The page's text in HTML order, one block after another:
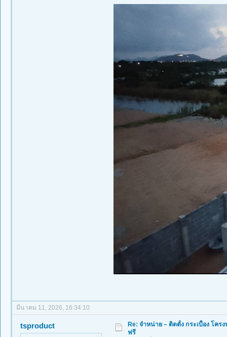
มีนาคม 11, 2026, 16:34:10
tsproduct
Re: จำหน่าย – ติดตั้ง กระเบื้อง โคร
ฟรี